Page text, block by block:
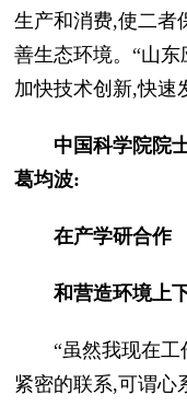
生产和消费,使二者
善生态环境。“山
加快技术创新,快速
中国科学院院
葛均波:
在产学研合作
和营造环境上
“虽然我现在工
紧密的联系,可谓心